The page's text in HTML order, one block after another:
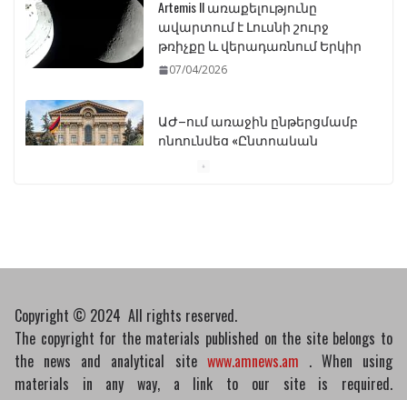
Artemis II առաքելությունը
ավարտում է Լուսնի շուրջ
թռիչքը և վերադառնում Երկիր
07/04/2026
ԱԺ–ում առաջին ընթերցմամբ
ընդունվեց «Ընտրական
կբողոքարկի Գարեգին
սահմանափակման
վերացման որոշումը
13/04/2026
Copyright © 2024 All rights reserved.
The copyright for the materials published on the site belongs to
the news and analytical site www.amnews.am . When using
materials in any way, a link to our site is required.